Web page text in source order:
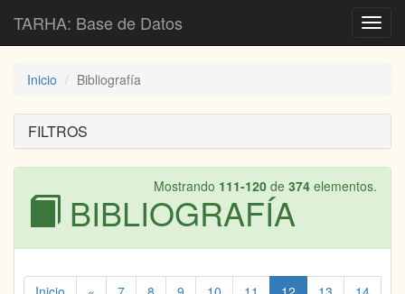
TARHA: Base de Datos
Inicio Bibliografía
FILTROS
Mostrando 111-120 de 374 elementos.
BIBLIOGRAFÍA